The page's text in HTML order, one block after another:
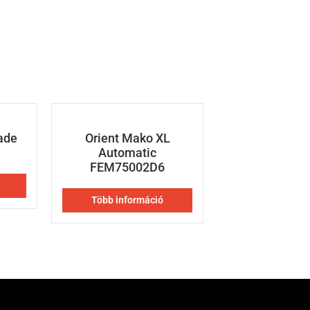
Orient Mako XL
Automatic
FEM75002D6
Több információ